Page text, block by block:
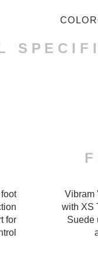
COLOR
Vibram
with XS
Suede
for